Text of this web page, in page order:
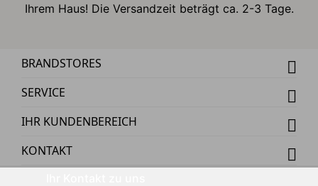
Ihrem Haus! Die Versandzeit beträgt ca. 2-3 Tage.
BRANDSTORES
SERVICE
IHR KUNDENBEREICH
KONTAKT